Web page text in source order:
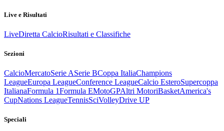
Live e Risultati
LiveDiretta CalcioRisultati e Classifiche
Sezioni
CalcioMercatoSerie ASerie BCoppa ItaliaChampions
LeagueEuropa LeagueConference LeagueCalcio EsteroSupercoppa
ItalianaFormula 1Formula EMotoGPAltri MotoriBasketAmerica's
CupNations LeagueTennisSciVolleyDrive UP
Speciali